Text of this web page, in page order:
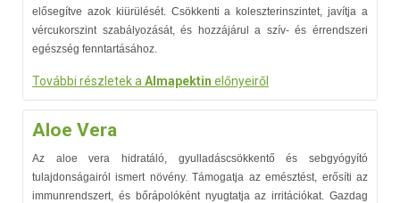
elősegítve azok kiürülését. Csökkenti a koleszterinszintet, javítja a
vércukorszint szabályozását, és hozzájárul a szív- és érrendszeri
egészség fenntartásához.
További részletek a Almapektin előnyeiről
Aloe Vera
Az aloe vera hidratáló, gyulladáscsökkentő és sebgyógyító
tulajdonságairól ismert növény. Támogatja az emésztést, erősíti az
immunrendszert, és bőrápolóként nyugtatja az irritációkat. Gazdag